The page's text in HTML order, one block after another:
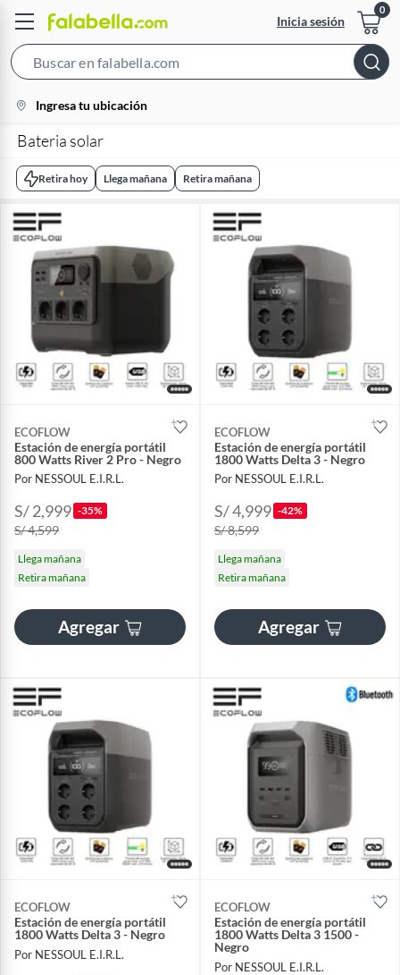
Inicia sesión
Bar
location-
icon
Ingresa tu ubicación
Bateria solar
Retira hoy Llega mañana Retira mañana
ECOFLOW
Estación de energía portátil
800 Watts River 2 Pro - Negro
Por NESSOUL E.I.R.L.
S/ 2,999 -35%
S/ 4,599
Llega mañana
Retira mañana
Agregar
ECOFLOW
Estación de energía portátil
1800 Watts Delta 3 - Negro
Por NESSOUL E.I.R.L.
S/ 4,999 -42%
S/ 8,599
Llega mañana
Retira mañana
Agregar
ECOFLOW
Estación de energía portátil
1800 Watts Delta 3 - Negro
Por NESSOUL E.I.R.L.
ECOFLOW
Estación de energía portátil
1800 Watts Delta 3 1500 -
Negro
Por NESSOUL E.I.R.L.